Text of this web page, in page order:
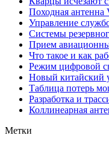
Походная антенна
Управление
Системы
Прием
Что такое и как
Режим цифровой
Новый китайский
Таблица потерь
Разработка и
Коллинеарная
Метки